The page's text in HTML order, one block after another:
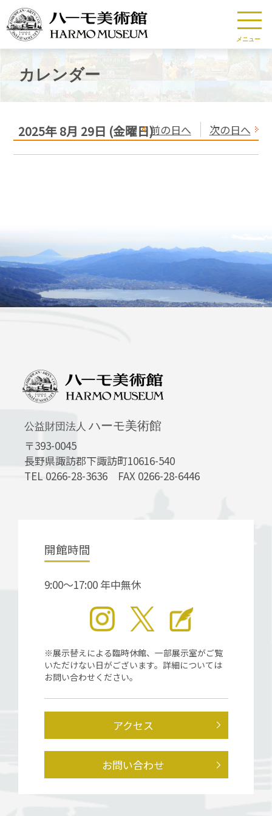
メニュー
カレンダー
2025年8月 29日 (金曜日)
前の日へ 次の日へ
公益財団法人 ハーモ美術館
〒393-0045
長野県諏訪郡下諏訪町10616-540
TEL 0266-28-3636 FAX 0266-28-6446
開館時間
9:00～17:00 年中無休
※展示替えによる臨時休館、一部展示室がご覧
いただけない日がございます。詳細については
お問い合わせください。
アクセス
お問い合わせ